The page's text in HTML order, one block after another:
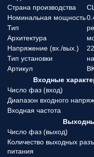
Страна производства
Номинальная мощность
Тип
Архитектура
Напряжение (вx./вых.)
Тип установки
Артикул
Входные
Число фаз (вход)
Диапазон входного
Входная частота
Число фаз (выход)
Количество выходных
питания